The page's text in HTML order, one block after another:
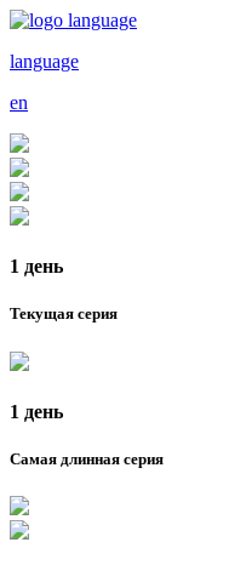
language
en
1 день
Текущая серия
1 день
Самая длинная серия